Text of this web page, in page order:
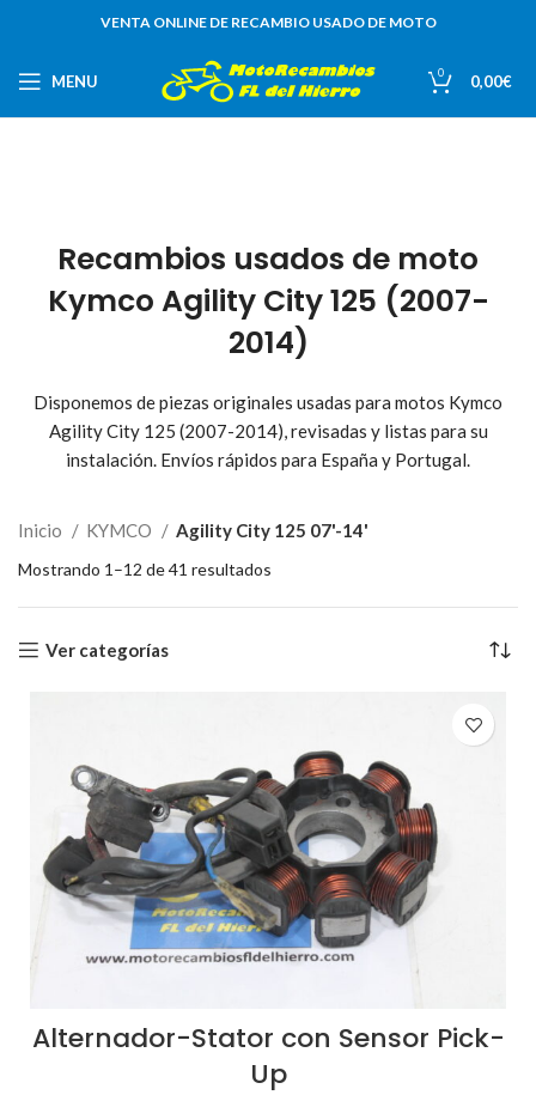
VENTA ONLINE DE RECAMBIO USADO DE MOTO
MENU 0 0,00€
Recambios usados de moto
Kymco Agility City 125 (2007-
2014)
Disponemos de piezas originales usadas para motos Kymco
Agility City 125 (2007-2014), revisadas y listas para su
instalación. Envíos rápidos para España y Portugal.
Inicio KYMCO Agility City 125 07'-14'
Mostrando 1–12 de 41 resultados
Ver categorías
Alternador-Stator con Sensor Pick-
Up